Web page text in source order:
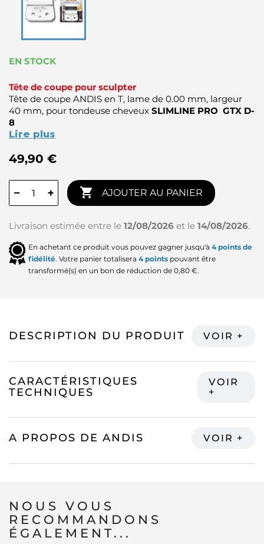
EN STOCK
Tête de coupe pour sculpter
Tête de coupe ANDIS en T, lame de 0.00 mm, largeur
40 mm, pour tondeuse cheveux SLIMLINE PRO GTX D-
8
Lire plus
49,90 €
− +  AJOUTER AU PANIER
Livraison estimée entre le 12/08/2026 et le 14/08/2026.
En achetant ce produit vous pouvez gagner jusqu'à 4points de
fidélité. Votre panier totalisera 4points pouvant être
transformé(s) en un bon de réduction de 0,80 €.
DESCRIPTION DU PRODUIT
CARACTÉRISTIQUES
TECHNIQUES
A PROPOS DE ANDIS
NOUS VOUS
RECOMMANDONS
ÉGALEMENT...